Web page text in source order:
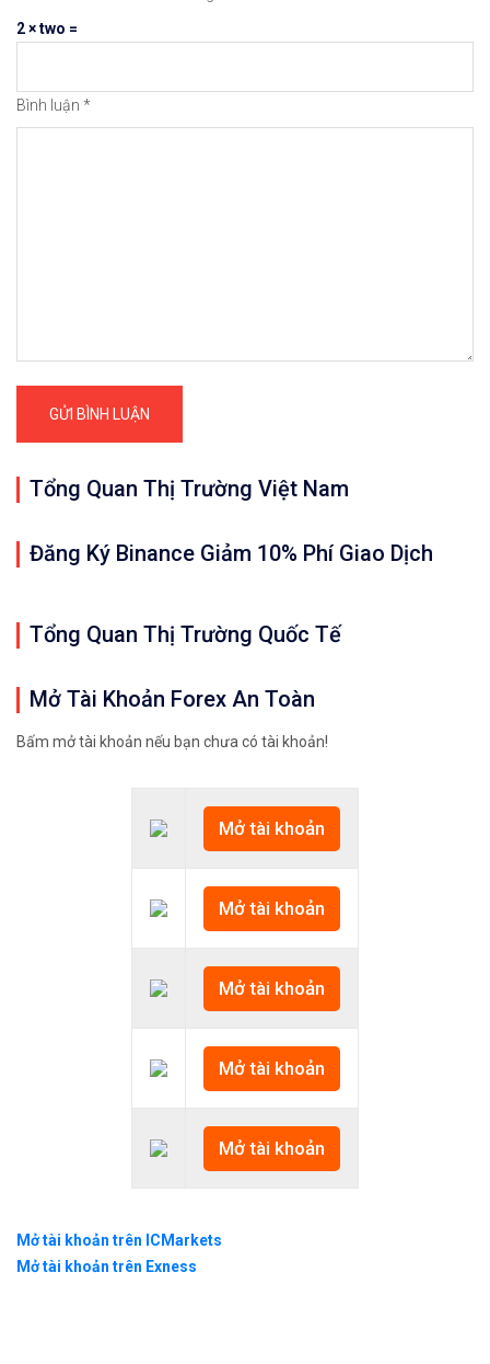
2 × two =
Bình luận *
Tổng Quan Thị Trường Việt Nam
Đăng Ký Binance Giảm 10% Phí Giao Dịch
Tổng Quan Thị Trường Quốc Tế
Mở Tài Khoản Forex An Toàn
Bấm mở tài khoản nếu bạn chưa có tài khoản!
Mở tài khoản
Mở tài khoản
Mở tài khoản
Mở tài khoản
Mở tài khoản
Mở tài khoản trên ICMarkets
Mở tài khoản trên Exness